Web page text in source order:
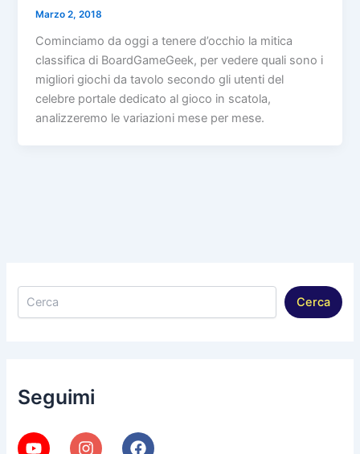
Marzo 2, 2018
Cominciamo da oggi a tenere d’occhio la mitica
classifica di BoardGameGeek, per vedere quali sono i
migliori giochi da tavolo secondo gli utenti del
celebre portale dedicato al gioco in scatola,
analizzeremo le variazioni mese per mese.
Cerca
Cerca
Seguimi